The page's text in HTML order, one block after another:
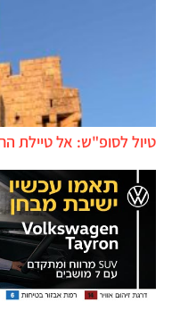
טיול לסופ"ש: אל טיילת